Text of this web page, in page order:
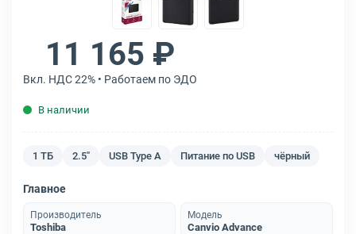
11 165 ₽
Вкл. НДС 22% • Работаем по ЭДО
В наличии
1 ТБ 2.5" USB Type A Питание по USB чёрный
Главное
Производитель
Toshiba
Модель
Canvio Advance